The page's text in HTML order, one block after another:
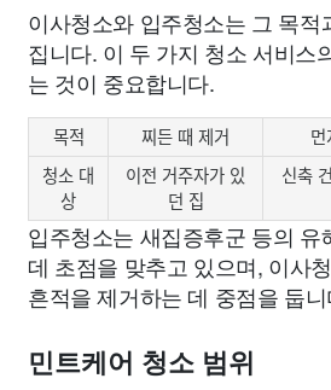
이사청소와 입주청소는 그 목적
집니다. 이 두 가지 청소 서비스
는 것이 중요합니다.
목적 찌든 때 제거
청소 대
상
이전 거주자가 있
던 집
신축
입주청소는 새집증후군 등의 유
데 초점을 맞추고 있으며, 이사
흔적을 제거하는 데 중점을 둡
민트케어 청소 범위